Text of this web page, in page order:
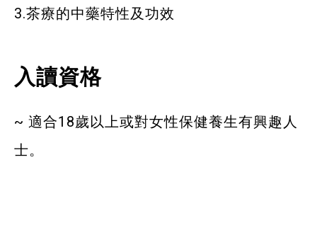
3.茶療的中藥特性及功效
入讀資格
~ 適合18歲以上或對女性保健養生有興趣人
士。